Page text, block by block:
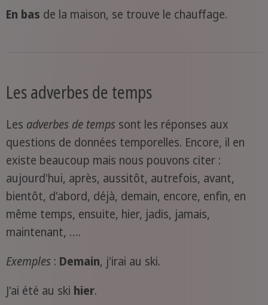
En bas de la maison, se trouve le chauffage.
Les adverbes de temps
Les adverbes de tempssont les réponses aux
questions de données temporelles. Encore, il en
existe beaucoup mais nous pouvons citer :
aujourd'hui, après, aussitôt, autrefois, avant,
bientôt, d'abord, déjà, demain, encore, enfin, en
même temps, ensuite, hier, jadis, jamais,
maintenant, ….
Exemples : Demain, j'irai au ski.
J'ai été au ski hier.